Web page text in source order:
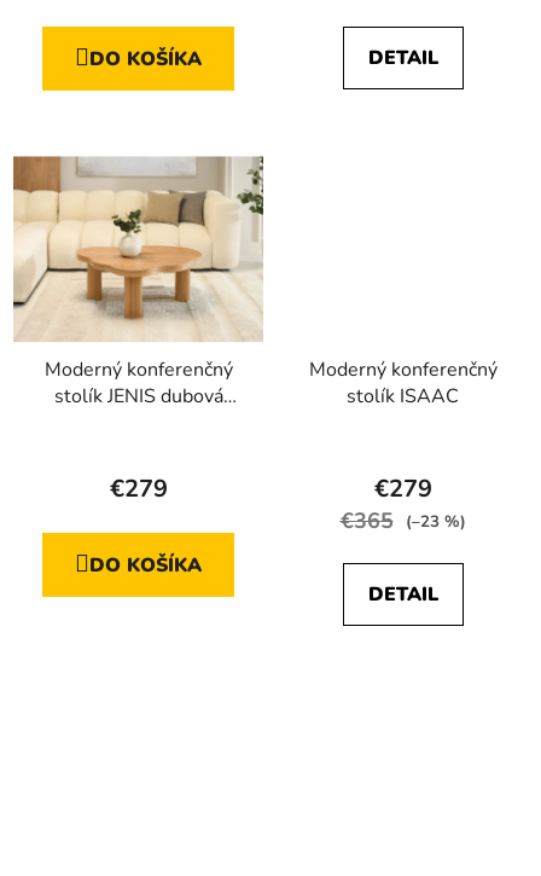
DO KOŠÍKA
je
5,0
DETAIL
Moderný konferenčný
stolík JENIS dubová
hodnotenie
je
5,0
€279
DO KOŠÍKA
Moderný konferenčný
stolík ISAAC
hodnotenie
produktu
z
€279
€365 (–23 %)
DETAIL